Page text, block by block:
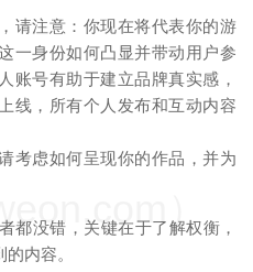
请注意：你现在将代表你的游
一身份如何凸显并带动用户参
账号有助于建立品牌真实感，
线，所有个人发布和互动内容
考虑如何呈现你的作品，并为
都没错，关键在于了解权衡，
内容。
）